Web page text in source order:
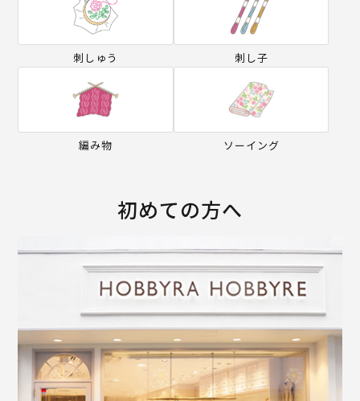
刺しゅう 刺し子
編み物 ソーイング
初めての方へ